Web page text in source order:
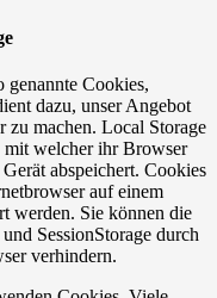
genannte Cookies,
dazu, unser Angebot
zu machen. Local Storage
mit welcher ihr Browser
abspeichert. Cookies
auf einem
werden. Sie können die
SessionStorage durch
verhindern.